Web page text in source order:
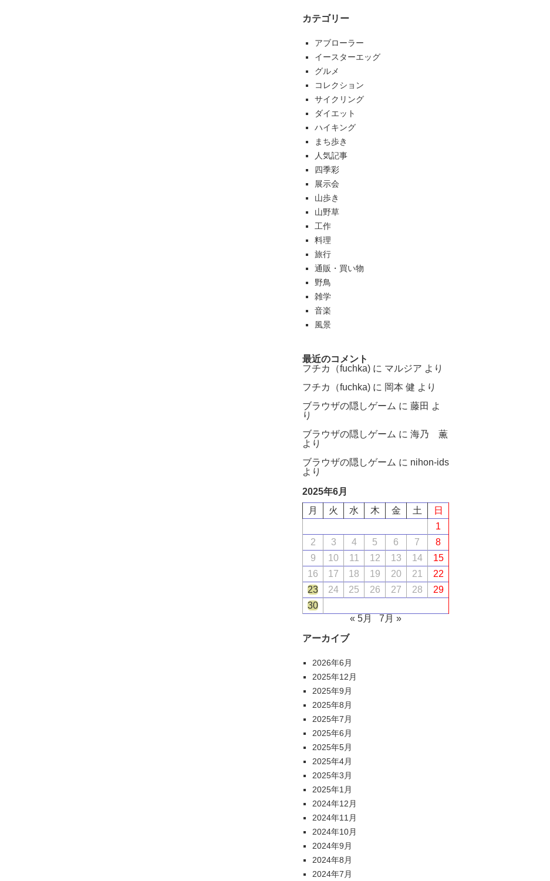
カテゴリー
アブローラー
イースターエッグ
グルメ
コレクション
サイクリング
ダイエット
ハイキング
まち歩き
人気記事
四季彩
展示会
山歩き
山野草
工作
料理
旅行
通販・買い物
野鳥
雑学
音楽
風景
最近のコメント
フチカ（fuchka) に マルジア より
フチカ（fuchka) に 岡本 健 より
ブラウザの隠しゲーム に 藤田 よ
り
ブラウザの隠しゲーム に 海乃 薫
より
ブラウザの隠しゲーム に nihon-ids
より
2025年6月
月
火 水 木 金 土
日
1
2
3 4 5 6 7
8
9
10 11 12 13 14
15
16
17 18 19 20 21
22
23
24 25 26 27 28
29
30
« 5月
7月 »
アーカイブ
2026年6月
2025年12月
2025年9月
2025年8月
2025年7月
2025年6月
2025年5月
2025年4月
2025年3月
2025年1月
2024年12月
2024年11月
2024年10月
2024年9月
2024年8月
2024年7月